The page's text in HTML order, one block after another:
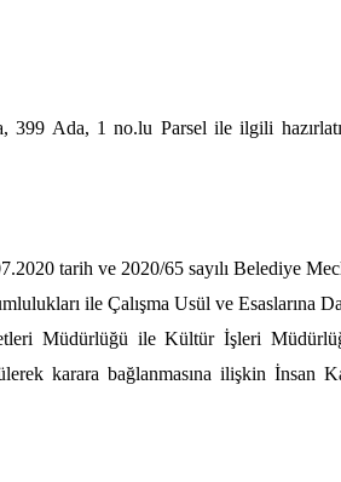
399 Ada, 1 no.lu Parsel ile ilgili
tarih ve 2020/65 sayılı Belediye
ile Çalışma Usül ve Esaslarına
Müdürlüğü ile Kültür İşleri
karara bağlanmasına ilişkin İnsan